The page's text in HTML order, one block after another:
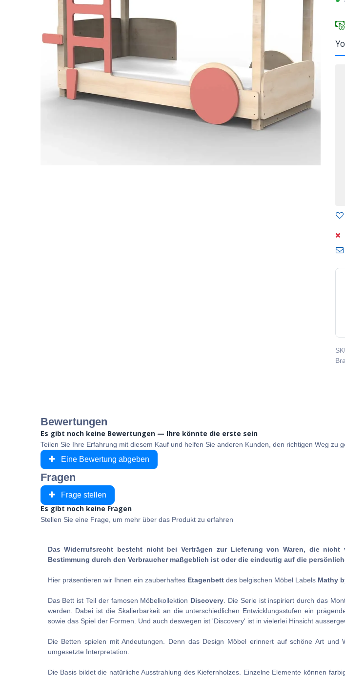
Bewertungen
Es gibt noch keine Bewertungen — Ihre könnte die erste sein
Teilen Sie Ihre Erfahrung mit diesem Kauf und helfen Sie anderen Kunden, den richtigen Weg zu
Eine Bewertung abgeben
Fragen
Frage stellen
Es gibt noch keine Fragen
Stellen Sie eine Frage, um mehr über das Produkt zu erfahren
Das Widerrufsrecht besteht nicht bei Verträgen zur Lieferung von Waren, die
Bestimmung durch den Verbraucher maßgeblich ist oder die eindeutig auf die
Hier präsentieren wir Ihnen ein zauberhaftes Etagenbettdes belgischen Möbel Labels Mathy
Das Bett ist Teil der famosen Möbelkollektion Discovery. Die Serie ist inspiriert durch das
werden. Dabei ist die Skalierbarkeit an die unterschiedlichen Entwicklungsstufen ein
sowie das Spiel der Formen. Und auch deswegen ist 'Discovery' ist in vielerlei Hinsicht
Die Betten spielen mit Andeutungen. Denn das Design Möbel erinnert auf schöne Art
umgesetzte Interpretation.
Die Basis bildet die natürliche Ausstrahlung des Kiefernholzes. Einzelne Elemente können